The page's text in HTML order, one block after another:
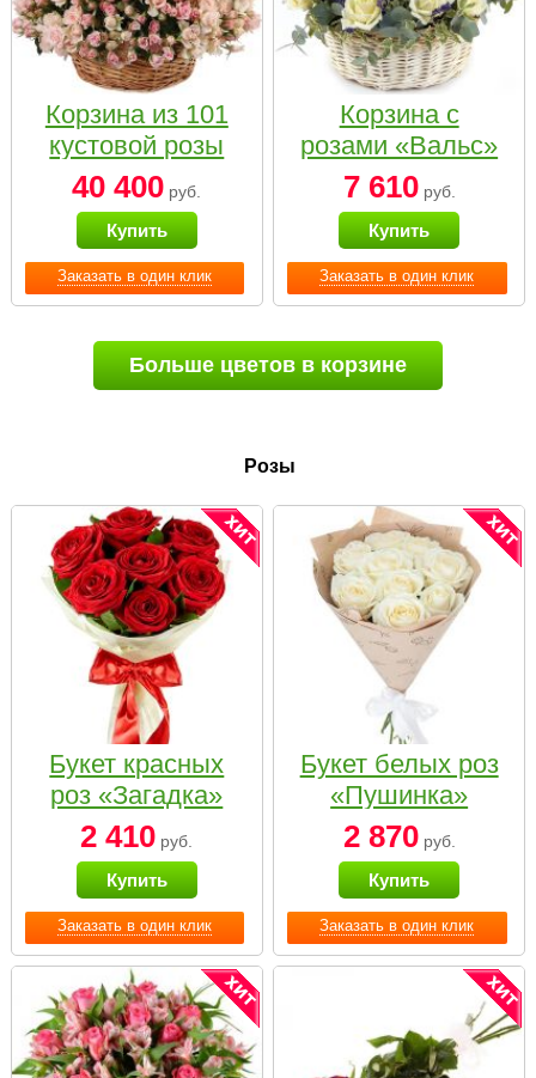
Заказать в один клик
Корзина из 101
кустовой розы
нежных тонов
40 400 руб.
Купить
Заказать в один клик
Корзина с
розами «Вальс»
7 610руб.
Купить
Больше цветов в корзине
Розы
Заказать в один клик
Букет красных
роз «Загадка»
2 410 руб.
Купить
Заказать в один клик
Букет белых роз
«Пушинка»
2 870руб.
Купить